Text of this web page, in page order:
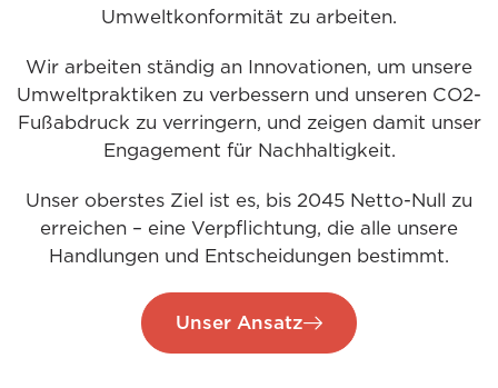
Umweltkonformität zu arbeiten.
Wir arbeiten ständig an Innovationen, um unsere
Umweltpraktiken zu verbessern und unseren CO2-
Fußabdruck zu verringern, und zeigen damit unser
Engagement für Nachhaltigkeit.
Unser oberstes Ziel ist es, bis 2045 Netto-Null zu
erreichen – eine Verpflichtung, die alle unsere
Handlungen und Entscheidungen bestimmt.
Unser Ansatz